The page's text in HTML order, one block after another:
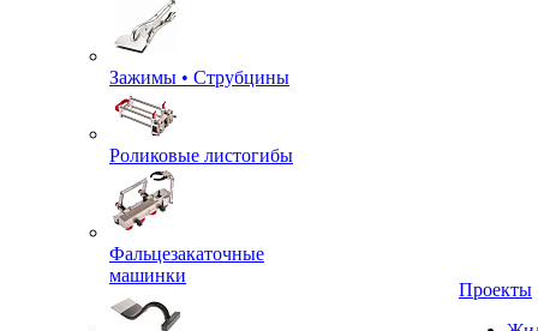
Зажимы • Струбцины
Роликовые листогибы
Фальцезакаточные
машинки
Проекты